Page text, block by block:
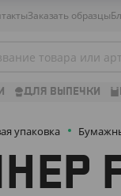
Заказать образцы
ДЛЯ ВЫПЕЧКИ
упаковка